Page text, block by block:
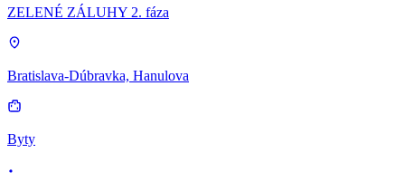
ZELENÉ ZÁLUHY 2. fáza
Bratislava-Dúbravka, Hanulova
Byty